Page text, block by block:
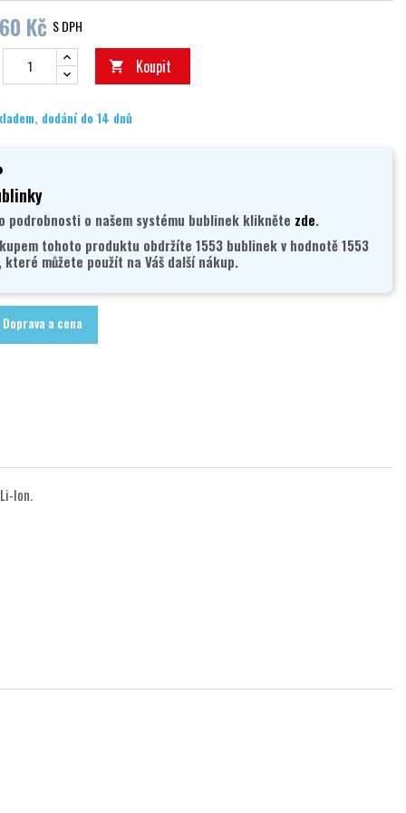
Kč S DPH
 Koupit
dodání do 14 dnů
podrobnosti o našem systému bublinek klikněte zde.
tohoto produktu obdržíte 1553 bublinek v hodnotě 1553
které můžete použít na Váš další nákup.
Doprava a cena
Ion.